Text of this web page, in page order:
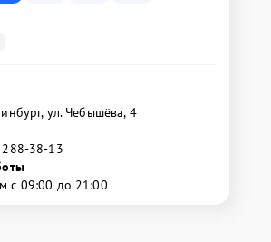
ул. Чебышёва, 4
288-38-13
с 09:00 до 21:00